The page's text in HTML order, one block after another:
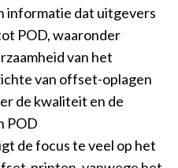
informatie dat uitgevers
POD, waaronder
van het
van offset-oplagen
de kwaliteit en de
POD
de focus te veel op het